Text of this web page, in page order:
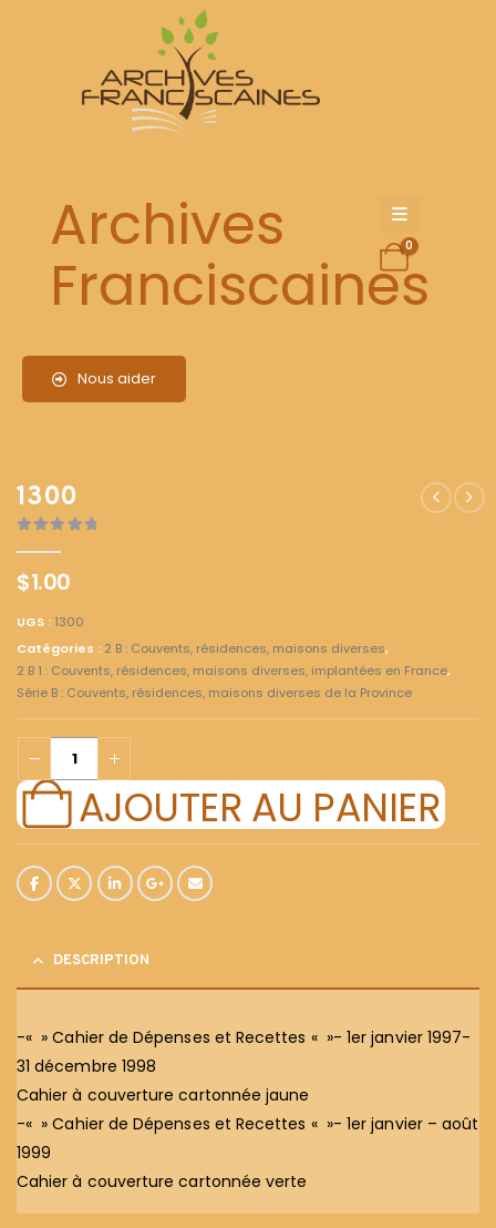
Archives
Franciscaines
Nous aider
0
1300
$1.00
UGS : 1300
Catégories : 2 B : Couvents, résidences, maisons diverses,
2 B 1 : Couvents, résidences, maisons diverses, implantées en France,
Série B : Couvents, résidences, maisons diverses de la Province
AJOUTER AU PANIER
DESCRIPTION
-« » Cahier de Dépenses et Recettes « »- 1er janvier 1997-
31 décembre 1998
Cahier à couverture cartonnée jaune
-« » Cahier de Dépenses et Recettes « »- 1er janvier – août
1999
Cahier à couverture cartonnée verte